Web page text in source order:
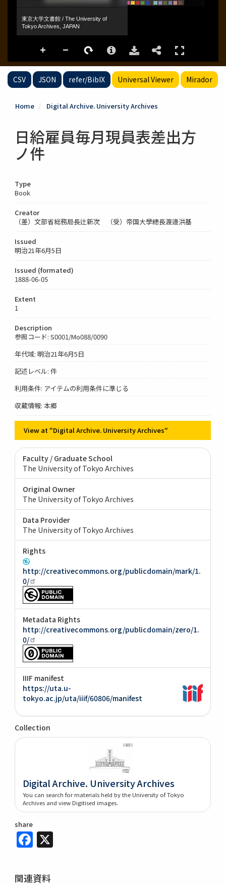
CSV JSON refer/BibIX Universal Viewer Mirador
Home Digital Archive. University Archives
日給雇員毎月現員表差出方
ノ件
Type
Book
Creator
（差）文部省総務局長辻新次 （受）帝国大學總長渡邉洪基
Issued
明治21年6月5日
Issued (formated)
1888-06-05
Extent
1
Description
参照コード: S0001/Mo088/0090
年代域: 明治21年6月5日
記述レベル: 件
利用条件: アイテムの利用条件に準じる
収蔵情報: 本郷
View at "Digital Archive. University Archives"
Faculty / Graduate School
The University of Tokyo Archives
Original Owner
The University of Tokyo Archives
Data Provider
The University of Tokyo Archives
Rights
http://creativecommons.org/publicdomain/mark/1.
0/
Metadata Rights
http://creativecommons.org/publicdomain/zero/1.
0/
IIIF manifest
https://uta.u-
tokyo.ac.jp/uta/iiif/60806/manifest
Collection
Digital Archive. University Archives
You can search for materials held by the University of Tokyo
Archives and view Digitised images.
share
Facebook
関連資料